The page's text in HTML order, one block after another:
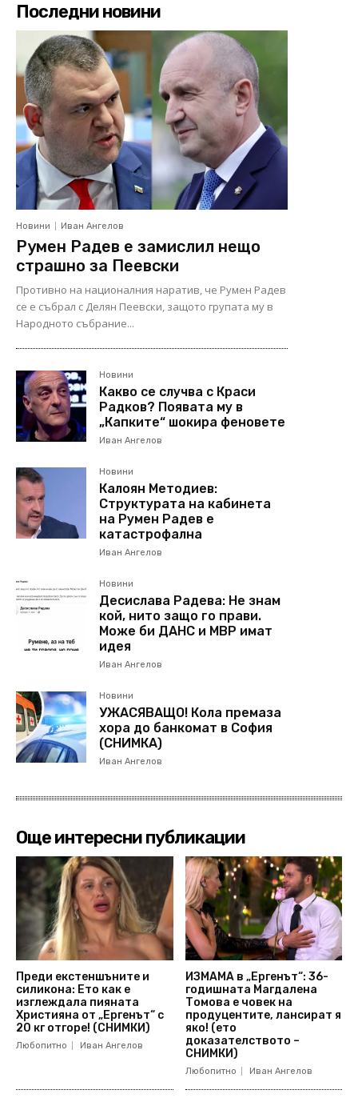
Последни новини
Новини Иван Ангелов
Румен Радев е замислил нещо
страшно за Пеевски
Противно на националния наратив, че Румен Радев
се е събрал с Делян Пеевски, защото групата му в
Народното събрание...
Новини
Какво се случва с Краси
Радков? Появата му в
„Капките“ шокира феновете
Иван Ангелов
Новини
Калоян Методиев:
Структурата на кабинета
на Румен Радев е
катастрофална
Иван Ангелов
Новини
Десислава Радева: Не знам
кой, нито защо го прави.
Може би ДАНС и МВР имат
идея
Иван Ангелов
Новини
УЖАСЯВАЩО! Кола премаза
хора до банкомат в София
(СНИМКА)
Иван Ангелов
Още интересни публикации
Преди екстеншъните и
силикона: Ето как е
изглеждала пияната
Християна от „Ергенът“ с
20 кг отгоре! (СНИМКИ)
Любопитно Иван Ангелов
ИЗМАМА в „Ергенът“: 36-
годишната Магдалена
Томова е човек на
продуцентите, лансират я
яко! (ето
доказателството –
СНИМКИ)
Любопитно Иван Ангелов